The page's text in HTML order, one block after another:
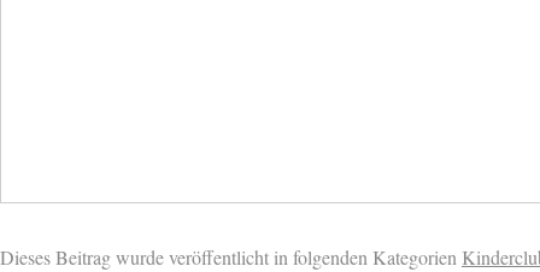
Dieses Beitrag wurde veröffentlicht in folgenden Kategorien